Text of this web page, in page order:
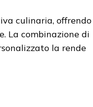
culinaria, offrendo
La combinazione di
la rende